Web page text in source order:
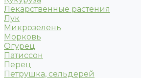
Лекарственные растения
Лук
Микрозелень
Морковь
Огурец
Патиссон
Перец
Петрушка, сельдерей